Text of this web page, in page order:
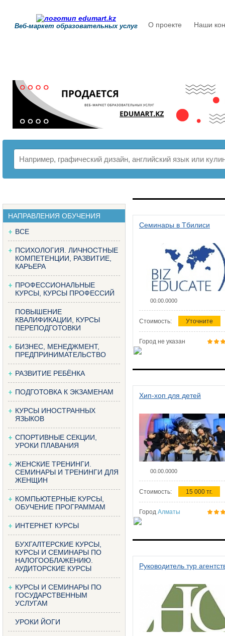
Веб-маркет образовательных услуг О проекте Наши
НАПРАВЛЕНИЯ ОБУЧЕНИЯ
ВСЕ
ПСИХОЛОГИЯ. ЛИЧНОСТНЫЕ
КОМПЕТЕНЦИИ, РАЗВИТИЕ,
КАРЬЕРА
ПРОФЕССИОНАЛЬНЫЕ
КУРСЫ, КУРСЫ ПРОФЕССИЙ
ПОВЫШЕНИЕ
КВАЛИФИКАЦИИ, КУРСЫ
ПЕРЕПОДГОТОВКИ
БИЗНЕС, МЕНЕДЖМЕНТ,
ПРЕДПРИНИМАТЕЛЬСТВО
РАЗВИТИЕ РЕБЁНКА
ПОДГОТОВКА К ЭКЗАМЕНАМ
КУРСЫ ИНОСТРАННЫХ
ЯЗЫКОВ
СПОРТИВНЫЕ СЕКЦИИ,
УРОКИ ПЛАВАНИЯ
ЖЕНСКИЕ ТРЕНИНГИ.
СЕМИНАРЫ И ТРЕНИНГИ ДЛЯ
ЖЕНЩИН
КОМПЬЮТЕРНЫЕ КУРСЫ,
ОБУЧЕНИЕ ПРОГРАММАМ
ИНТЕРНЕТ КУРСЫ
БУХГАЛТЕРСКИЕ КУРСЫ,
КУРСЫ И СЕМИНАРЫ ПО
НАЛОГООБЛАЖЕНИЮ.
АУДИТОРСКИЕ КУРСЫ
КУРСЫ И СЕМИНАРЫ ПО
ГОСУДАРСТВЕННЫМ
УСЛУГАМ
УРОКИ ЙОГИ
Семинары в Тбилиси
00.00.0000
Стоимость: Уточните
Город не указан
Хип-хоп для детей
00.00.0000
Стоимость: 15 000 тг.
Город Алматы
Руководитель тур